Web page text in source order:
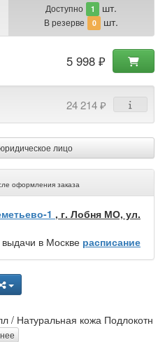
Доступно 1 шт.
В резерве 0 шт.
5 998 ₽
24 214 ₽
лицо
оформления заказа
1 , г. Лобня МО, ул.
в Москве расписание
/ Натуральная кожа Подлокотн